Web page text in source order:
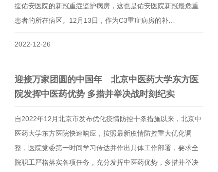
援佑安医院的新冠重症监护病房，这也是佑安医院新冠最危重
患者的所在病区。12月13日，作为C3重症病房的补…
2022-12-26
迎接万家团圆的中国年 北京中医药大学东方医
院发挥中医药优势 多措并举决战时刻纪实
自2022年12月北京市发布优化疫情防控十条措施以来，北京中
医药大学东方医院快速响应，按照最新疫情防控重大优化调
整，医院党委第一时间学习传达并作出具体工作部署，要求全
院职工严格落实各项任务，充分发挥中医药优势，多措并举决